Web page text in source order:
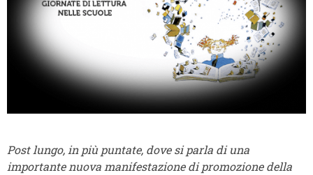
Post lungo, in più puntate, dove si parla di una
importante nuova manifestazione di promozione della